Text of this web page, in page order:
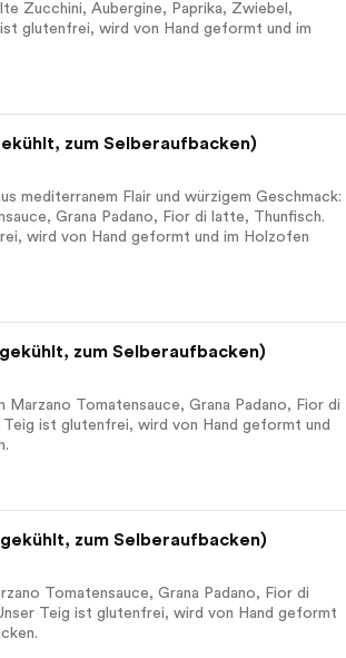
Zucchini, Aubergine, Paprika, Zwiebel,
ist glutenfrei, wird von Hand geformt und im
zum Selberaufbacken)
mediterranem Flair und würzigem Geschmack:
Grana Padano, Fior di latte, Thunfisch.
wird von Hand geformt und im Holzofen
zum Selberaufbacken)
Marzano Tomatensauce, Grana Padano, Fior di
Teig ist glutenfrei, wird von Hand geformt und
zum Selberaufbacken)
Tomatensauce, Grana Padano, Fior di
Teig ist glutenfrei, wird von Hand geformt